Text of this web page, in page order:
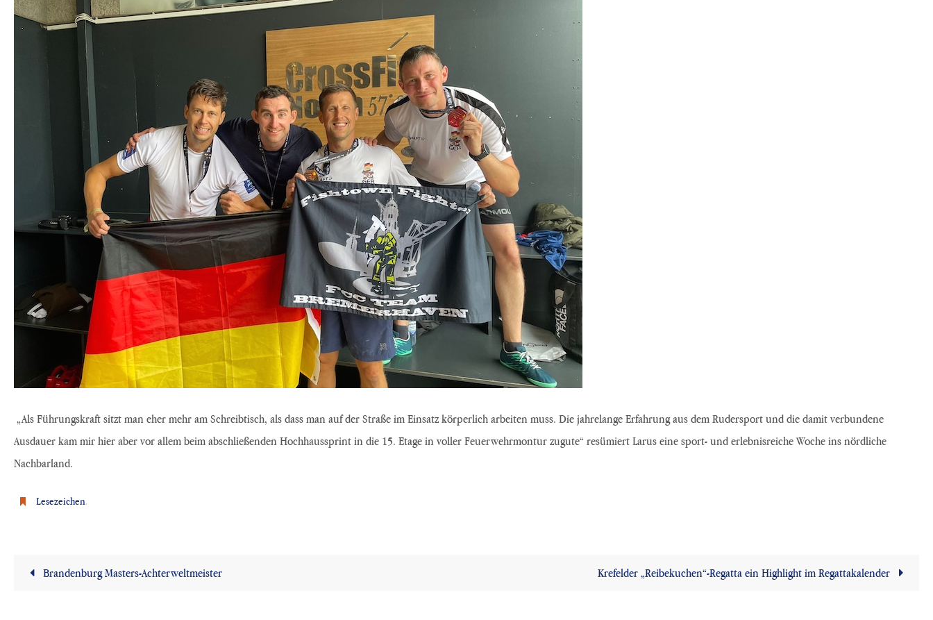
„Als Führungskraft sitzt man eher mehr am Schreibtisch, als dass man auf der Straße im Einsatz körperlich arbeiten muss. Die jahrelange Erfahrung aus dem Rudersport und die damit verbundene
Ausdauer kam mir hier aber vor allem beim abschließenden Hochhaussprint in die 15. Etage in voller Feuerwehrmontur zugute“ resümiert Larus eine sport- und erlebnisreiche Woche ins nördliche
Nachbarland.
Lesezeichen.
Brandenburg Masters-Achterweltmeister Krefelder „Reibekuchen“-Regatta ein Highlight im Regattakalender